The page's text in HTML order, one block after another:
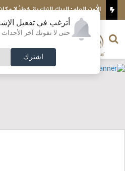
أترغب في تفعيل
حتى لا تفوتك آخر الأحداث
اشترك
الأمن العام: البرك الزراعية خطرٌ لا مكان
الناشر و رئيس التحرير